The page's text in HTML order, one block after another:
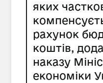
яких
рахунок
коштів,
наказу
економіки